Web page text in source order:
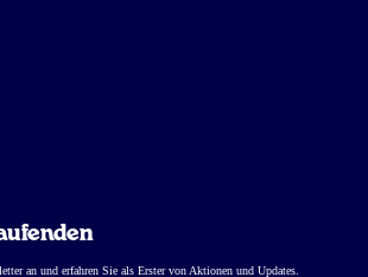
an und erfahren Sie als Erster von Aktionen und Updates.